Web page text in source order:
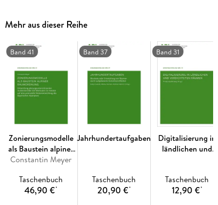
Instrumente der Innenentwicklung). Die Raumplanung wie
auch die Landschaftsplanung werden
gerade in Bayern hinsichtlich ihrer Möglichkeiten deutlich
unterbewertet. Vor diesem Hintergrund
hat das ARL-Forum Bayern eine Arbeitsgruppe zum Thema
Nachhaltige Flächennutzung
durch Raum- und Umweltplanung eingerichtet. In diesem
Arbeitsbericht der ARL
Beiträge thematisieren das staatliche Flächenmonitoring zur
Erfassung von Flächeninanspruchnahmen,
formelle und informelle Planungsinstrumente zur Umsetzung
der Flächensparziele
und die Handlungsmöglichkeiten von Gemeinden im
Spannungsfeld von Wohnraumschaffung
und Freiraumschutz. Hinzu kommen Fallbeispiele
Mehr aus dieser Reihe
Band 41
Zonierungsmodelle
als Baustein alpiner
Raumordnung
Constantin Meyer
Taschenbuch
46,90 €*
Band 37
Jahrhundertaufgaben
Taschenbuch
20,90 €*
Band 31
Digitalisierung in
ländlichen und
Taschenbuch
12,90 €*